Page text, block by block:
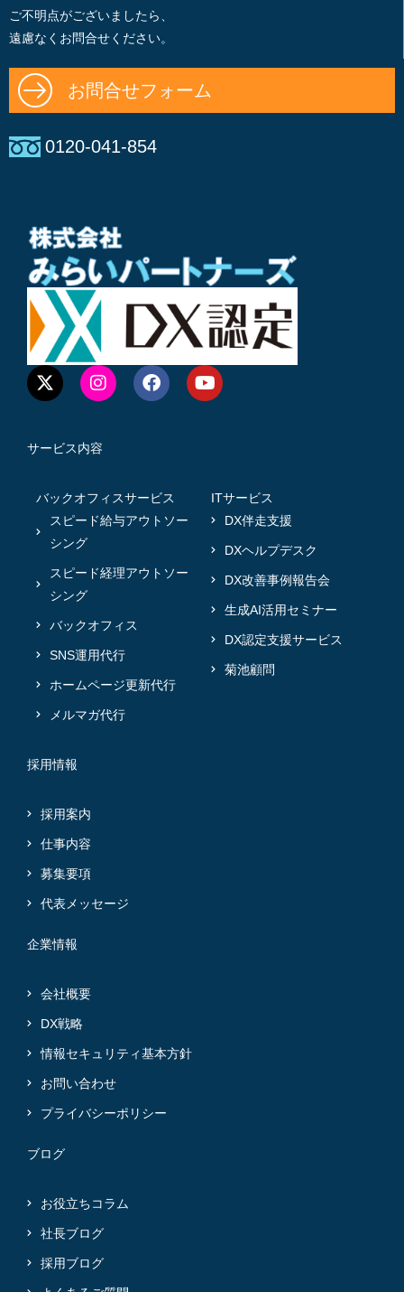
ご不明点がございましたら、
遠慮なくお問合せください。
お問合せフォーム
0120-041-854
サービス内容
バックオフィスサービス
スピード給与アウトソー
シング
スピード経理アウトソー
シング
バックオフィス
SNS運用代行
ホームページ更新代行
メルマガ代行
ITサービス
DX伴走支援
DXヘルプデスク
DX改善事例報告会
生成AI活用セミナー
DX認定支援サービス
菊池顧問
採用情報
採用案内
仕事内容
募集要項
代表メッセージ
企業情報
会社概要
DX戦略
情報セキュリティ基本方針
お問い合わせ
プライバシーポリシー
ブログ
お役立ちコラム
社長ブログ
採用ブログ